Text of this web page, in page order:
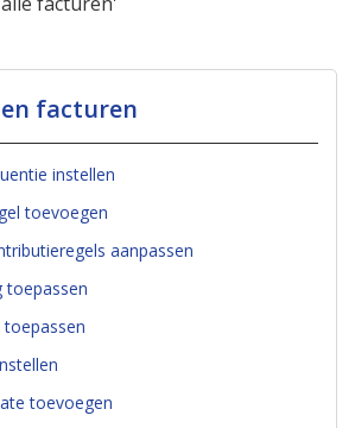
facturen
instellen
toevoegen
aanpassen
toepassen
toevoegen